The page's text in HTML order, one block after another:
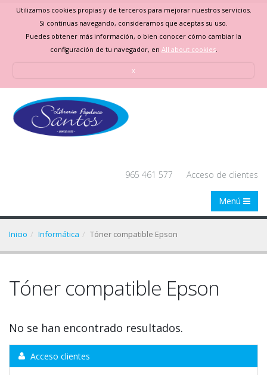
Utilizamos cookies propias y de terceros para mejorar nuestros servicios.
Si continuas navegando, consideramos que aceptas su uso.
Puedes obtener más información, o bien conocer cómo cambiar la
configuración de tu navegador, en All about cookies.
x
965 461 577 Acceso de clientes
Menú
Inicio Informática Tóner compatible Epson
Tóner compatible Epson
No se han encontrado resultados.
Acceso clientes